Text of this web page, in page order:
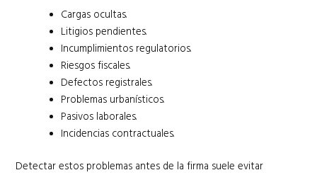
Cargas ocultas.
Litigios pendientes.
Incumplimientos regulatorios.
Riesgos fiscales.
Defectos registrales.
Problemas urbanísticos.
Pasivos laborales.
Incidencias contractuales.
Detectar estos problemas antes de la firma suele evitar